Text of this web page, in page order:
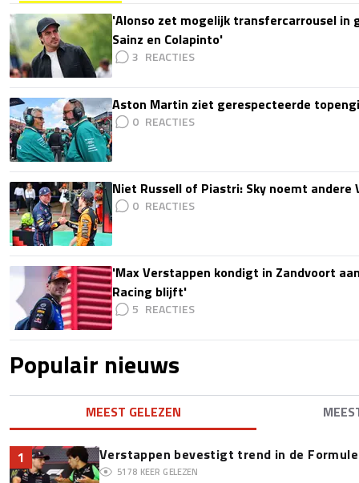
'Alonso zet mogelijk transfercarrousel in
Sainz en Colapinto'
3
Aston Martin ziet gerespecteerde
0
Niet Russell of Piastri: Sky noemt
0
'Max Verstappen kondigt in Zandvoort
Racing blijft'
5
Populair nieuws
MEEST GELEZEN
1 Verstappen bevestigt trend in de
5178 KEER GELEZEN